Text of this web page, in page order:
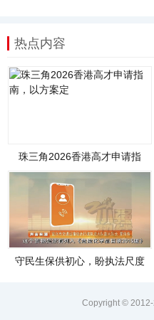
热点内容
珠三角2026香港高才申请指
守民生保供初心，盼执法尺度
Copyright ©